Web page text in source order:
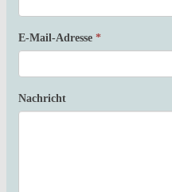
E-Mail-Adresse *
Nachricht